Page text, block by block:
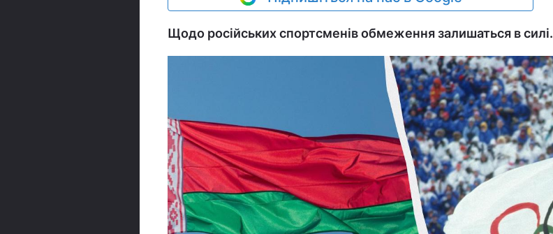
Щодо російських спортсменів обмеження залишаться в силі.